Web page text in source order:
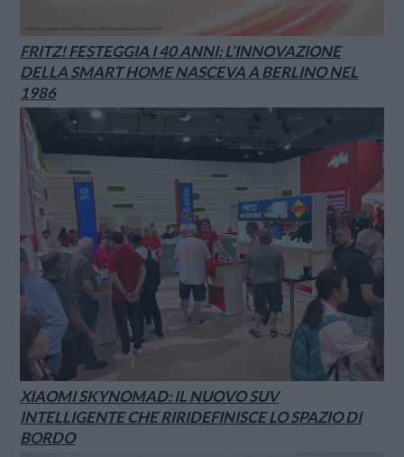
FRITZ! FESTEGGIA I 40 ANNI: L’INNOVAZIONE
DELLA SMART HOME NASCEVA A BERLINO NEL
1986
XIAOMI SKYNOMAD: IL NUOVO SUV
INTELLIGENTE CHE RIRIDEFINISCE LO SPAZIO DI
BORDO